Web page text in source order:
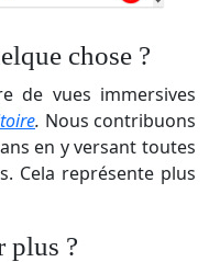
chose ?
de vues immersives
. Nous contribuons
en y versant toutes
Cela représente plus
plus ?